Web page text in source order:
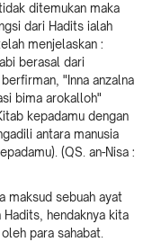
ditemukan maka
dari Hadits ialah
menjelaskan :
berasal dari
"Inna anzalna
bima arokalloh"
kepadamu dengan
antara manusia
(QS. an-Nisa :
maksud sebuah ayat
hendaknya kita
para sahabat.